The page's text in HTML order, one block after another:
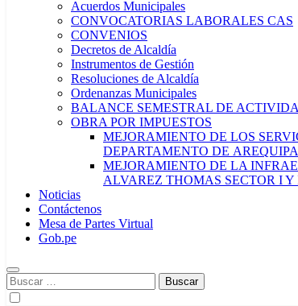
Acuerdos Municipales
CONVOCATORIAS LABORALES CAS
CONVENIOS
Decretos de Alcaldía
Instrumentos de Gestión
Resoluciones de Alcaldía
Ordenanzas Municipales
BALANCE SEMESTRAL DE
OBRA POR IMPUESTOS
MEJORAMIENTO DE LOS
DEPARTAMENTO DE AREQUIPA
MEJORAMIENTO DE LA
ALVAREZ THOMAS SECTOR I
Noticias
Contáctenos
Mesa de Partes Virtual
Gob.pe
Buscar: